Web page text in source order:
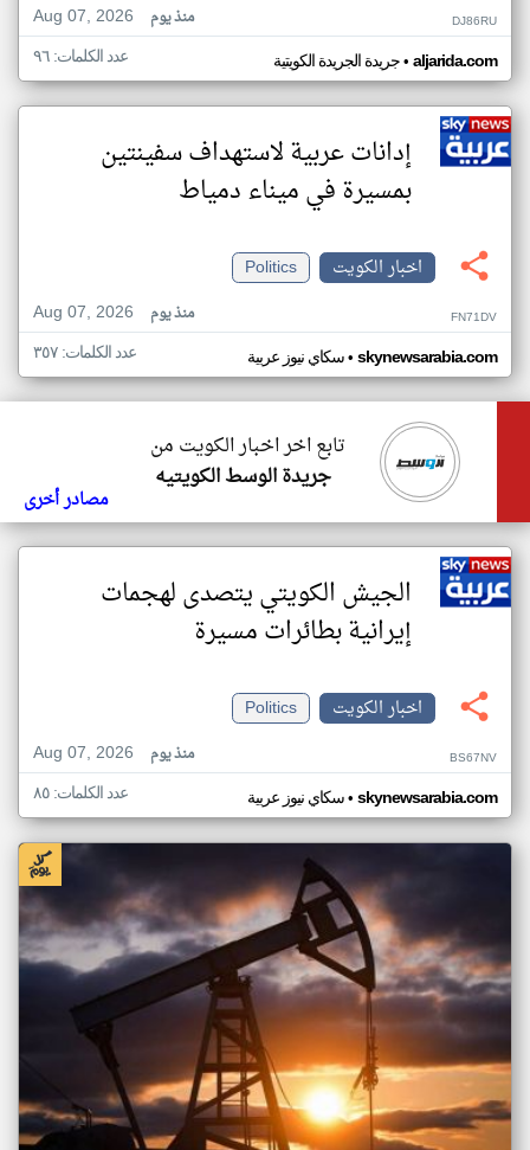
Aug 07, 2026
منذ يوم DJ86RU
جريدة الجريدة الكويتية• aljarida.com عدد الكلمات: ٩٦
إدانات عربية لاستهداف سفينتين
بمسيرة في ميناء دمياط
اخبار الكويت
Politics
Aug 07, 2026
منذ يوم FN71DV
سكاي نيوز عربية• skynewsarabia.com عدد الكلمات: ٣٥٧
تابع اخر اخبار الكويت من
جريدة الوسط الكويتيه
مصادر أخرى
الجيش الكويتي يتصدى لهجمات
إيرانية بطائرات مسيرة
اخبار الكويت
Politics
Aug 07, 2026
منذ يوم BS67NV
سكاي نيوز عربية• skynewsarabia.com عدد الكلمات: ٨٥